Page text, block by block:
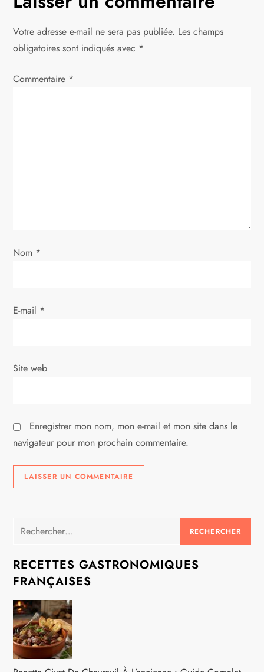
a
t
i
’
r
i
l
e
Votre adresse e-mail ne sera pas publiée. Les champs
obligatoires sont indiqués avec *
Commentaire *
Nom *
E-mail *
Site web
Enregistrer mon nom, mon e-mail et mon site dans le
navigateur pour mon prochain commentaire.
Rechercher :
RECETTES GASTRONOMIQUES
FRANÇAISES